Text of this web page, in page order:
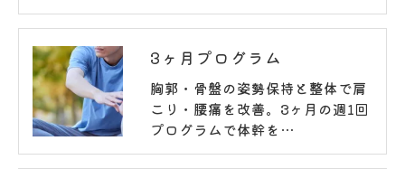
3ヶ月プログラム
胸郭・骨盤の姿勢保持と整体で肩
こり・腰痛を改善。3ヶ月の週1回
プログラムで体幹を…